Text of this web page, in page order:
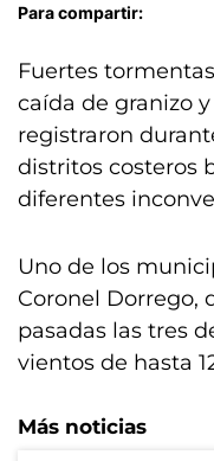
Para compartir:
Fuertes
caída de granizo
registraron
distritos costeros
diferentes
Uno de los
Coronel Dorrego,
pasadas las tres
vientos de hasta
Más noticias